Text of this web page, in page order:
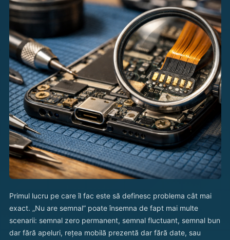
Primul lucru pe care îl fac este să definesc problema cât mai
exact. „Nu are semnal” poate însemna de fapt mai multe
scenarii: semnal zero permanent, semnal fluctuant, semnal bun
dar fără apeluri, rețea mobilă prezentă dar fără date, sau